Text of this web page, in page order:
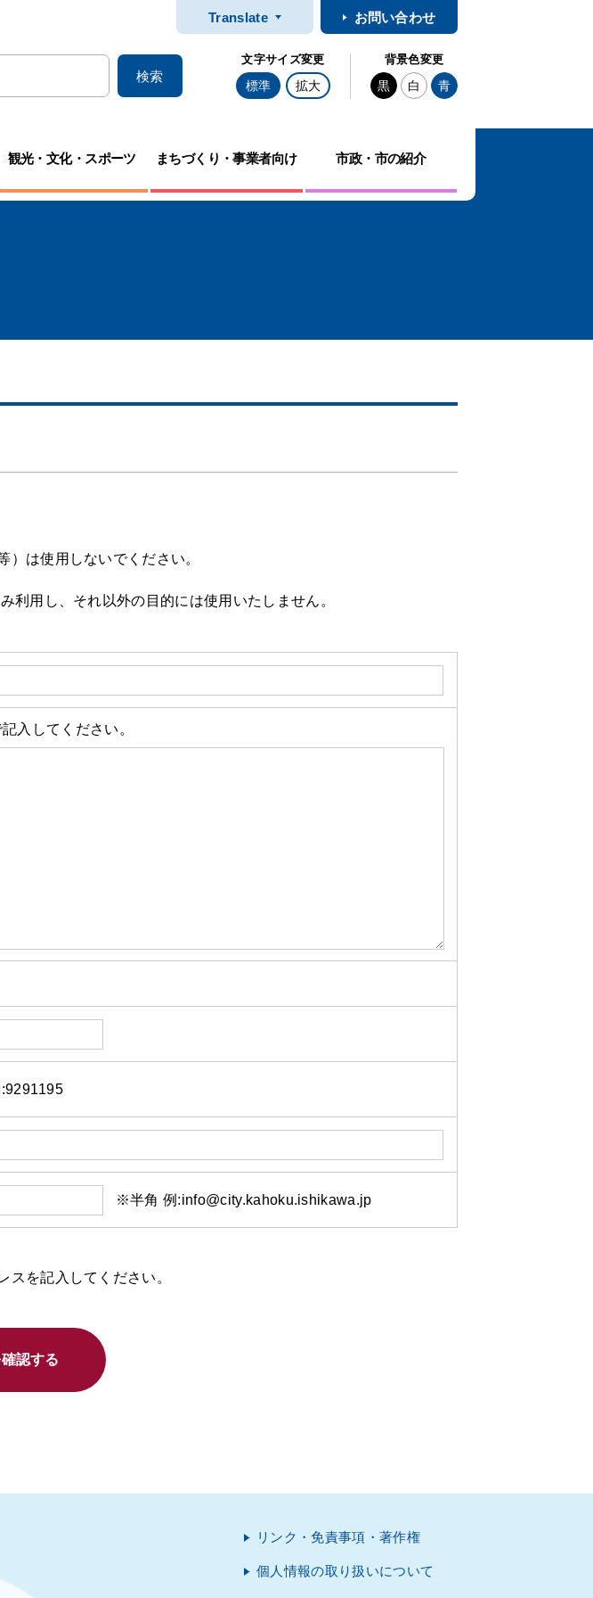
Translate
お問い合わせ
検索
文字サイズ変更
標準 拡大
背景色変更
黒 白 青
観光・文化・スポーツ まちづくり・事業者向け 市政・市の紹介
は使用しないでください。
用し、それ以外の目的には使用いたしません。
入してください。
※半角 例:info@city.kahoku.ishikawa.jp
を記入してください。
認する
リンク・免責事項・著作権
個人情報の取り扱いについて